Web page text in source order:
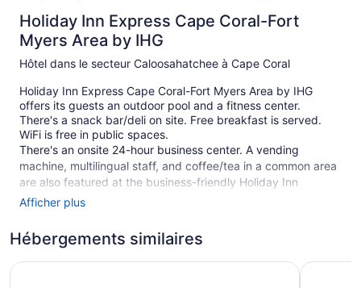
Holiday Inn Express Cape Coral-Fort
Myers Area by IHG
Hôtel dans le secteur Caloosahatchee à Cape Coral
Holiday Inn Express Cape Coral-Fort Myers Area by IHG
offers its guests an outdoor pool and a fitness center.
There's a snack bar/deli on site. Free breakfast is served.
WiFi is free in public spaces.
There's an onsite 24-hour business center. A vending
machine, multilingual staff, and coffee/tea in a common area
are also featured at the business-friendly Holiday Inn
Express Cape Coral-Fort Myers Area by IHG. Self parking is
This Cape Coral hotel is smoke free.
1 building
Afficher plus
Hébergements similaires
Fairfield Inn & Suites by Marriott Cape Coral/North Fort
OYO